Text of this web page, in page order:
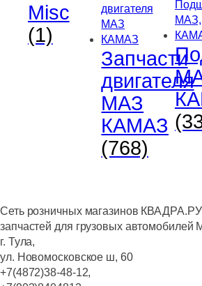
Misc
(1)
Запчасти
двигателя
МАЗ
КАМАЗ
(768)
Сеть розничных магазинов
запчастей для грузовых
г. Тула,
ул. Новомосковское ш, 60
+7(4872)38-48-12,